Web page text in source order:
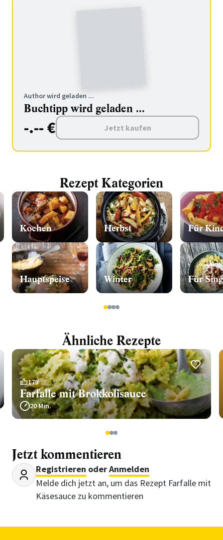
Author wird geladen ...
Buchtipp wird geladen ...
-.-- € Jetzt kaufen
Rezept Kategorien
Kochen
Hauptspeise
Herbst
Winter
Für
Für
1234
Ähnliche Rezepte
179
Farfalle mit Brokkolisauce
20 Min.
123
Jetzt kommentieren
Registrieren oderAnmelden
Melde dich jetzt an, um das Rezept Farfalle mit
Käsesauce zu kommentieren